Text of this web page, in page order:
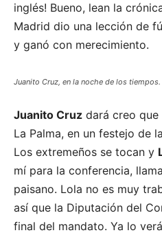
inglés! Bueno, lean la
Madrid dio una lección de
y ganó con merecimiento.
Juanito Cruz, en la noche de los tiempos.
Juanito Cruz dará creo que
La Palma, en un festejo de
Los extremeños se tocan y
mí para la conferencia,
paisano. Lola no es muy
así que la Diputación del
final del mandato. Ya lo